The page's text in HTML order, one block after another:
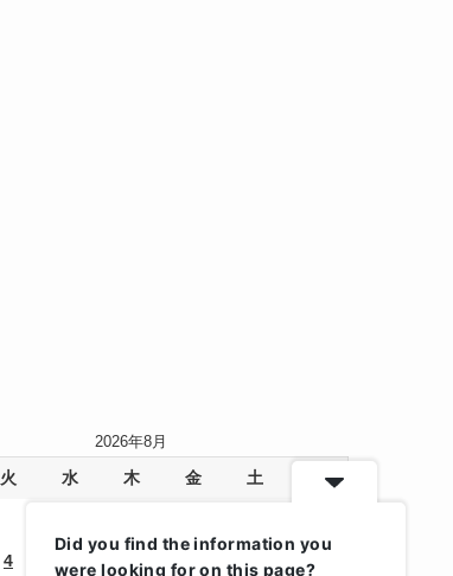
2026年8月
火 水 木 金 土
4 6 9
Did you find the information you
were looking for on this page?